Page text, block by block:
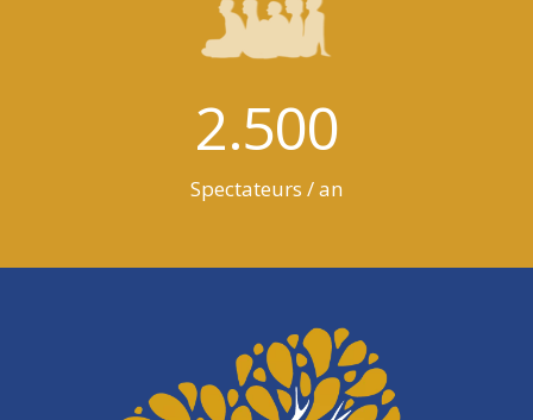
2.500
Spectateurs / an